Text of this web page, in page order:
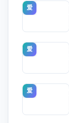
爱
爱
爱